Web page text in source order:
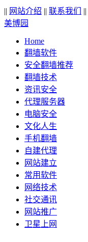
|| 网站介绍 || 联系我们 ||
美博园
Home
翻墙软件
安全翻墙推荐
翻墙技术
资讯安全
代理服务器
电脑安全
文化人生
手机翻墙
自建代理
网站建立
常用软件
网络技术
社交通讯
网站推广
卫星上网